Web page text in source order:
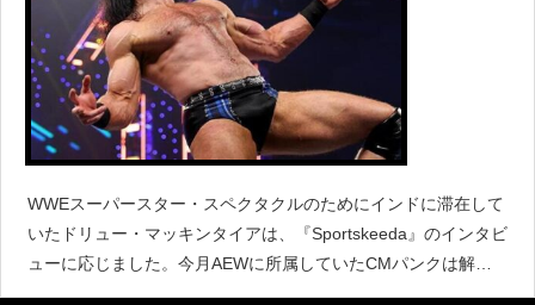
WWEスーパースター・スペクタクルのためにインドに滞在して
いたドリュー・マッキンタイアは、『Sportskeeda』のインタビ
ューに応じました。今月AEWに所属していたCMパンクは解雇
されました。マッキンタイアはCMパンクがWWEに復帰する可